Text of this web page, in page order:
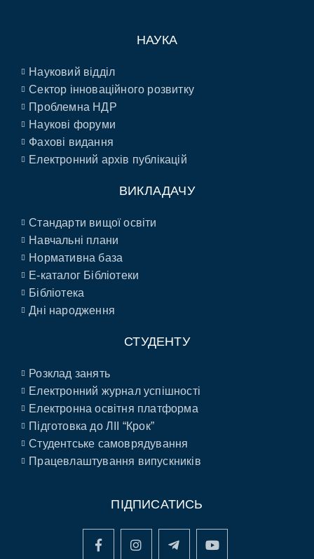
НАУКА
Науковий відділ
Сектор інноваційного розвитку
Проблемна НДР
Наукові форуми
Фахові видання
Електронний архів публікацій
ВИКЛАДАЧУ
Стандарти вищої освіти
Навчальні плани
Нормативна база
E-каталог Бібліотеки
Бібліотека
Дні народження
СТУДЕНТУ
Розклад занять
Електронний журнал успішності
Електронна освітня платформа
Підготовка до ЛІІ “Крок”
Студентське самоврядування
Працевлаштування випускників
ПІДПИСАТИСЬ